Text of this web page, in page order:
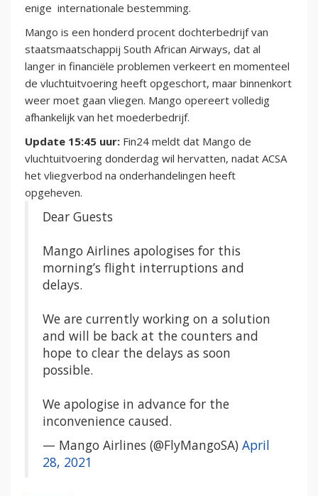
enige internationale bestemming.
Mango is een honderd procent dochterbedrijf van
staatsmaatschappij South African Airways, dat al
langer in financiële problemen verkeert en momenteel
de vluchtuitvoering heeft opgeschort, maar binnenkort
weer moet gaan vliegen. Mango opereert volledig
afhankelijk van het moederbedrijf.
Update 15:45 uur: Fin24 meldt dat Mango de
vluchtuitvoering donderdag wil hervatten, nadat ACSA
het vliegverbod na onderhandelingen heeft
opgeheven.
Dear Guests
Mango Airlines apologises for this
morning’s flight interruptions and
delays.
We are currently working on a solution
and will be back at the counters and
hope to clear the delays as soon
possible.
We apologise in advance for the
inconvenience caused.
— Mango Airlines (@FlyMangoSA) April
28, 2021